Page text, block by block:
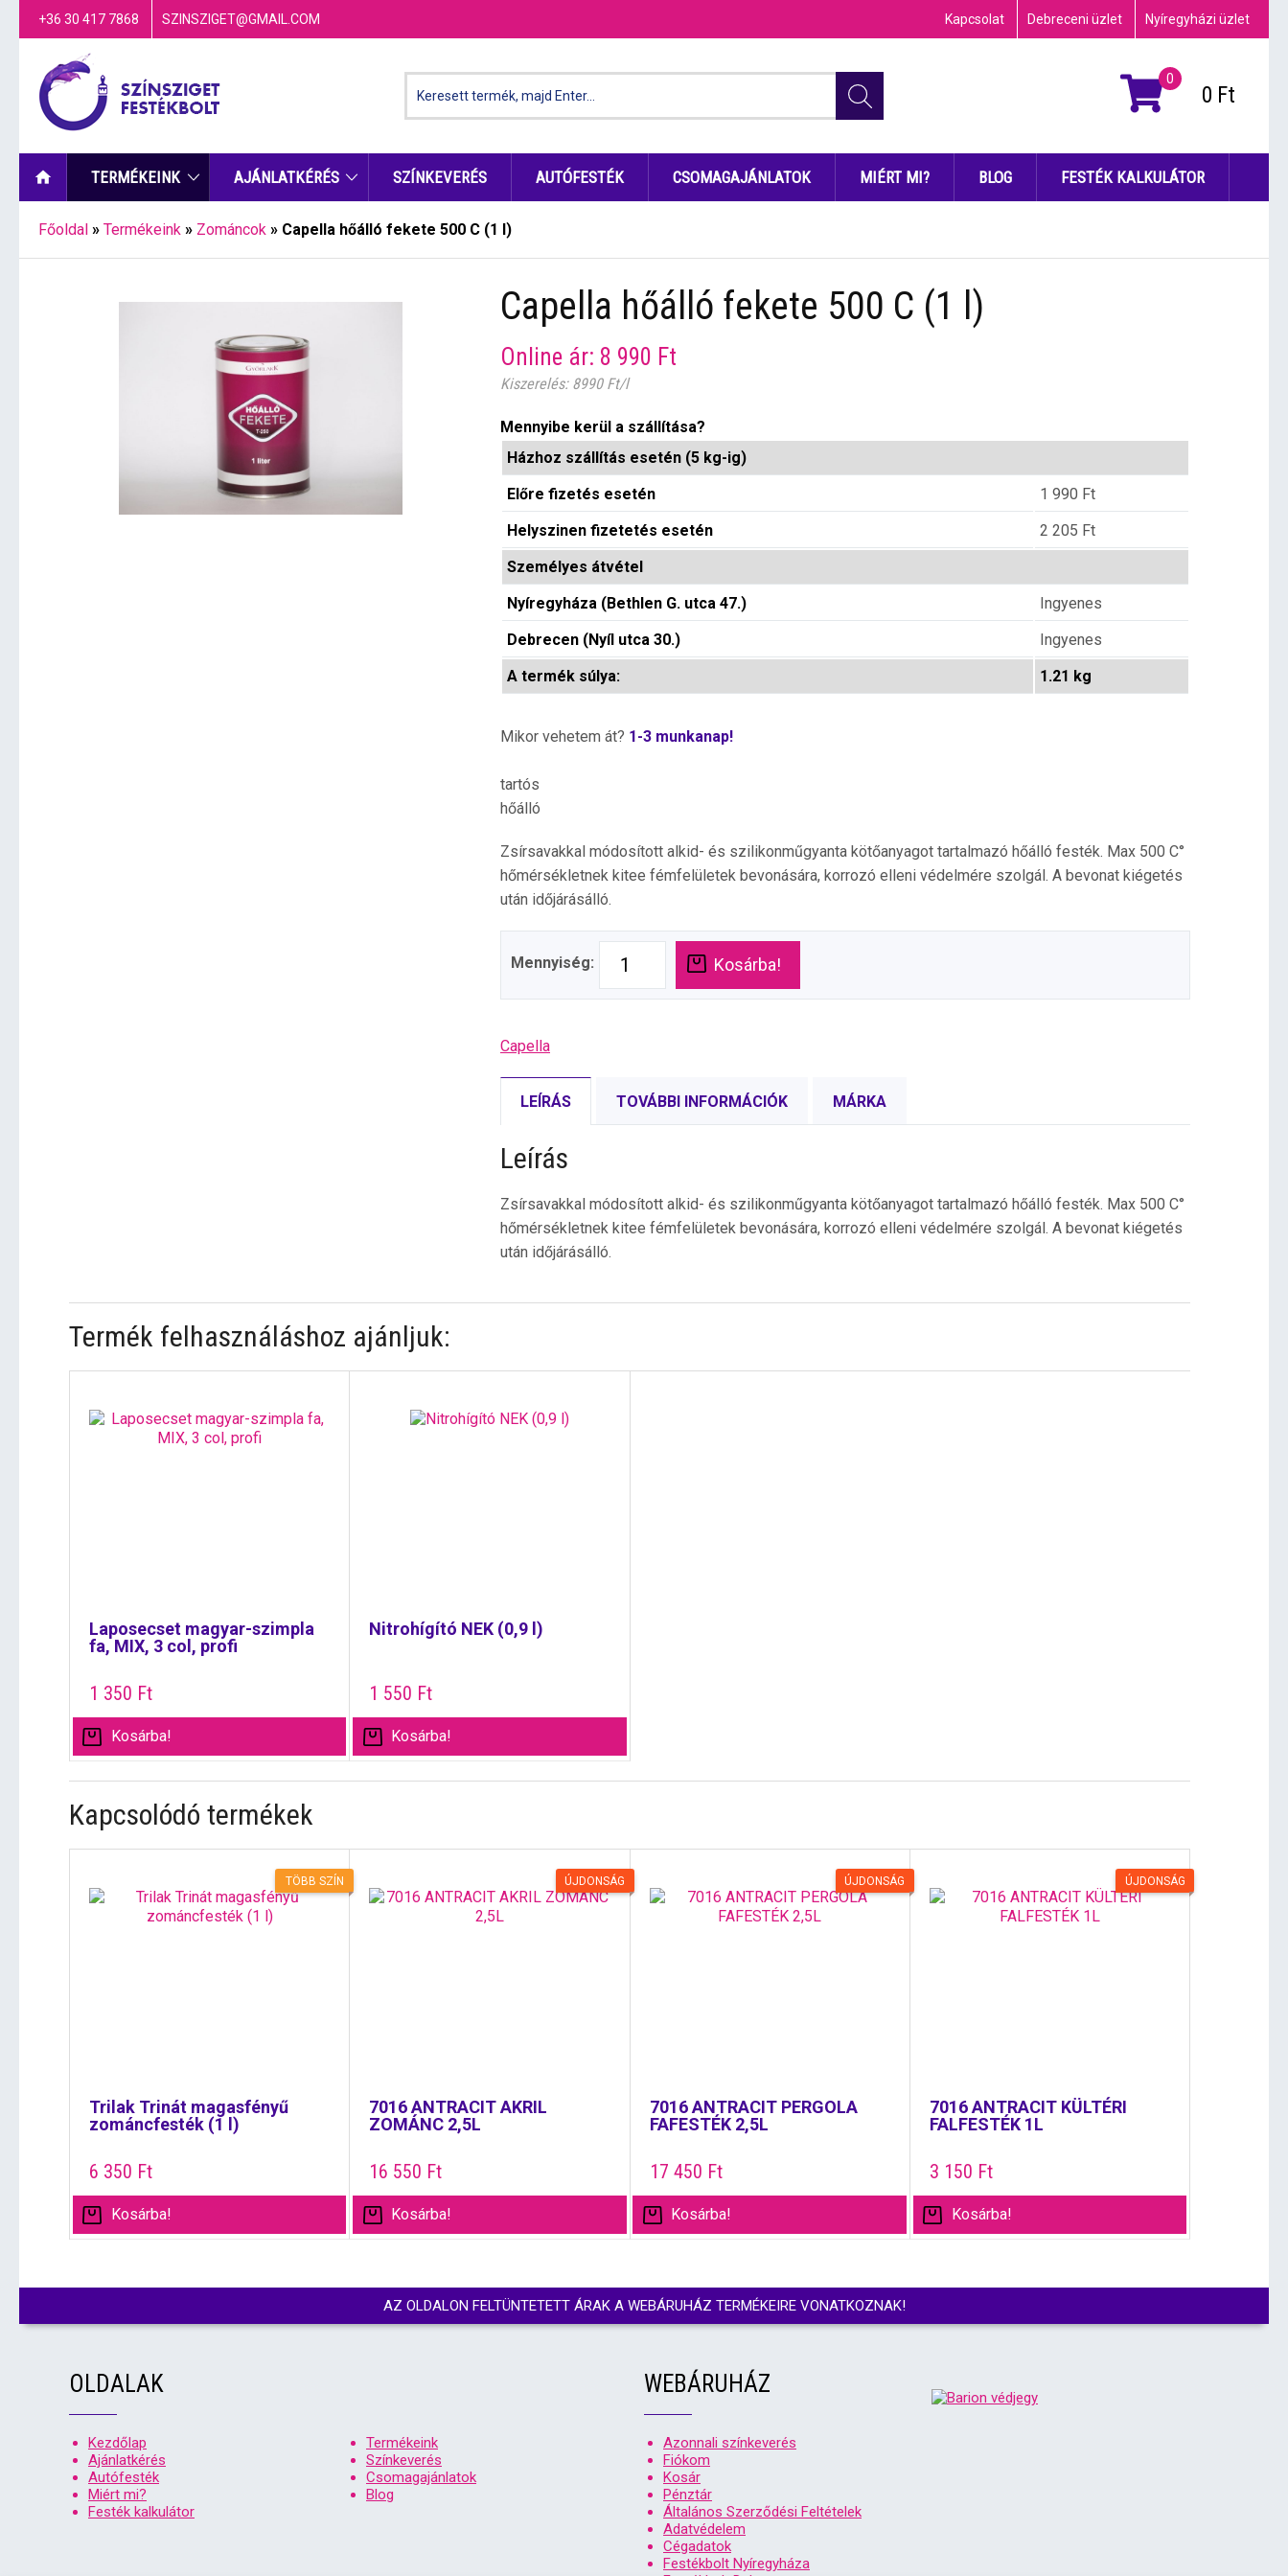
+36 30 417 7868 SZINSZIGET@GMAIL.COM Kapcsolat Debreceni üzlet Nyíregyházi üzlet
0
0 Ft
TERMÉKEINK AJÁNLATKÉRÉS SZÍNKEVERÉS AUTÓFESTÉK CSOMAGAJÁNLATOK MIÉRT MI? BLOG FESTÉK KALKULÁTOR
Főoldal » Termékeink » Zománcok » Capella hőálló fekete 500 C (1 l)
Capella hőálló fekete 500 C (1 l)
Online ár: 8 990 Ft
Kiszerelés: 8990 Ft/l
Mennyibe kerül a szállítása?
Házhoz szállítás esetén (5 kg-ig)
Előre fizetés esetén
1 990 Ft
Helyszinen fizetetés esetén
2 205 Ft
Személyes átvétel
Nyíregyháza (Bethlen G. utca 47.)
Ingyenes
Debrecen (Nyíl utca 30.)
Ingyenes
A termék súlya:
1.21 kg
Mikor vehetem át? 1-3 munkanap!
tartós
hőálló
Zsírsavakkal módosított alkid- és szilikonműgyanta kötőanyagot tartalmazó hőálló festék. Max 500 C°
hőmérsékletnek kitee fémfelületek bevonására, korrozó elleni védelmére szolgál. A bevonat kiégetés
után időjárásálló.
Mennyiség: Kosárba!
Capella
LEÍRÁS TOVÁBBI INFORMÁCIÓK MÁRKA
Leírás
Zsírsavakkal módosított alkid- és szilikonműgyanta kötőanyagot tartalmazó hőálló festék. Max 500 C°
hőmérsékletnek kitee fémfelületek bevonására, korrozó elleni védelmére szolgál. A bevonat kiégetés
után időjárásálló.
Termék felhasználáshoz ajánljuk:
Laposecset magyar-szimpla
fa, MIX, 3 col, profi
1 350 Ft
Kosárba!
Nitrohígító NEK (0,9 l)
1 550 Ft
Kosárba!
Kapcsolódó termékek
TÖBB SZÍN
Trilak Trinát magasfényű
zománcfesték (1 l)
6 350 Ft
Kosárba!
ÚJDONSÁG
7016 ANTRACIT AKRIL
ZOMÁNC 2,5L
16 550 Ft
Kosárba!
ÚJDONSÁG
7016 ANTRACIT PERGOLA
FAFESTÉK 2,5L
17 450 Ft
Kosárba!
ÚJDONSÁG
7016 ANTRACIT KÜLTÉRI
FALFESTÉK 1L
3 150 Ft
Kosárba!
AZ OLDALON FELTÜNTETETT ÁRAK A WEBÁRUHÁZ TERMÉKEIRE VONATKOZNAK!
OLDALAK
Kezdőlap
Termékeink
Ajánlatkérés
Színkeverés
Autófesték
Csomagajánlatok
Miért mi?
Blog
Festék kalkulátor
WEBÁRUHÁZ
Azonnali színkeverés
Fiókom
Kosár
Pénztár
Általános Szerződési Feltételek
Adatvédelem
Cégadatok
Festékbolt Nyíregyháza